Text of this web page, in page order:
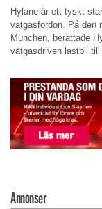
Hylane är ett tyskt
vätgasfordon. På den
München, berättade
vätgasdriven lastbil
Annonser